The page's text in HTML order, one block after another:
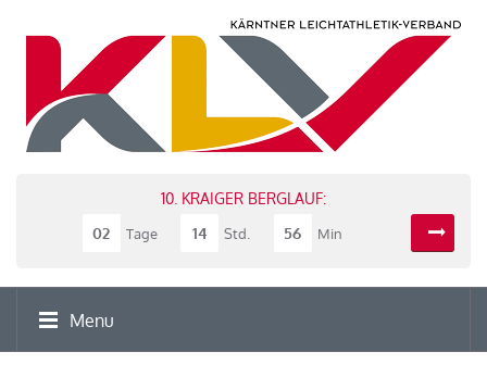
10. KRAIGER BERGLAUF:
02
Tage 14 Std. 56 Min
Menu